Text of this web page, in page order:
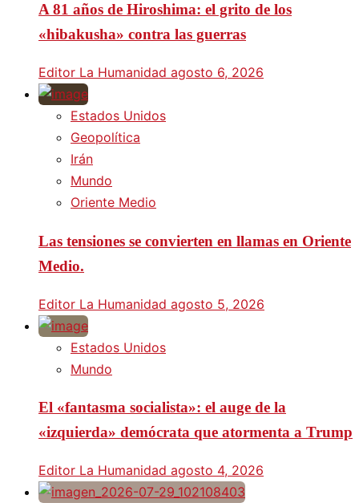
A 81 años de Hiroshima: el grito de los
«hibakusha» contra las guerras
Editor La Humanidad agosto 6, 2026
Estados Unidos
Geopolítica
Irán
Mundo
Oriente Medio
Las tensiones se convierten en llamas en Oriente
Medio.
Editor La Humanidad agosto 5, 2026
Estados Unidos
Mundo
El «fantasma socialista»: el auge de la
«izquierda» demócrata que atormenta a Trump
Editor La Humanidad agosto 4, 2026